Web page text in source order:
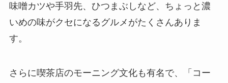
味噌カツや手羽先、ひつまぶしなど、ちょっと濃
いめの味がクセになるグルメがたくさんありま
す。
さらに喫茶店のモーニング文化も有名で、「コー